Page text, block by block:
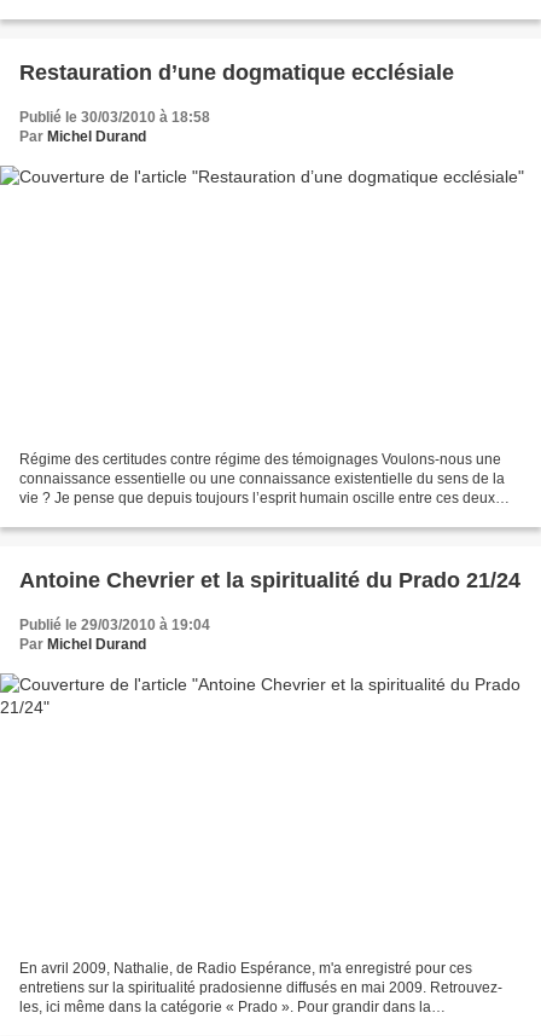
Restauration d’une dogmatique ecclésiale
Publié le 30/03/2010 à 18:58
Par Michel Durand
Régime des certitudes contre régime des témoignages Voulons-nous une
connaissance essentielle ou une connaissance existentielle du sens de la
vie ? Je pense que depuis toujours l’esprit humain oscille entre ces deux
Antoine Chevrier et la spiritualité du Prado 21/24
Publié le 29/03/2010 à 19:04
Par Michel Durand
En avril 2009, Nathalie, de Radio Espérance, m'a enregistré pour ces
entretiens sur la spiritualité pradosienne diffusés en mai 2009. Retrouvez-
les, ici même dans la catégorie « Prado ». Pour grandir dans la